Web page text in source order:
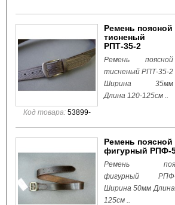
Код товара: 53899-
Ремень поясной
тисненый
РПТ-35-2
Ремень поясной
тисненый РПТ-35-2
Ширина 35мм
Длина 120-125см ..
Ремень поясной
фигурный РПФ-
Ремень
фигурный РПФ-
Ширина 50мм
125см ..